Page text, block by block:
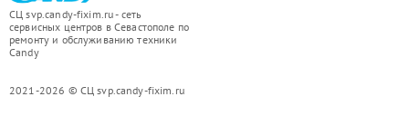
СЦ svp.candy-fixim.ru - сеть
сервисных центров в Севастополе по
ремонту и обслуживанию техники
Candy
2021-2026 © СЦ svp.candy-fixim.ru